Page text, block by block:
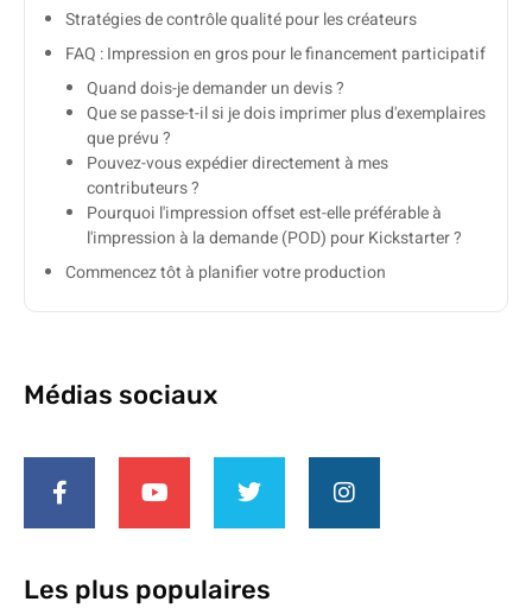
Stratégies de contrôle qualité pour les créateurs
FAQ : Impression en gros pour le financement participatif
Quand dois-je demander un devis ?
Que se passe-t-il si je dois imprimer plus d'exemplaires
que prévu ?
Pouvez-vous expédier directement à mes
contributeurs ?
Pourquoi l'impression offset est-elle préférable à
l'impression à la demande (POD) pour Kickstarter ?
Commencez tôt à planifier votre production
Médias sociaux
Les plus populaires